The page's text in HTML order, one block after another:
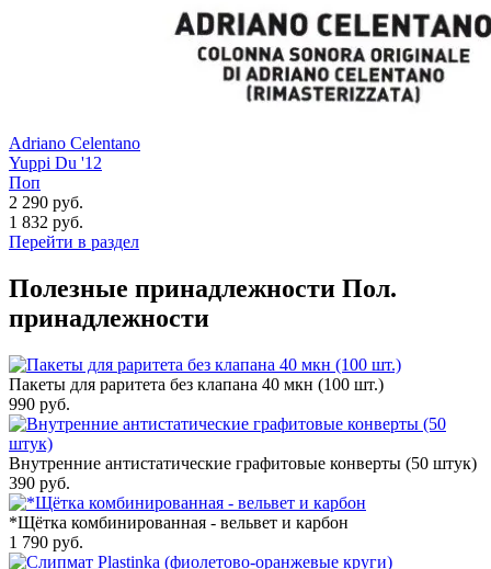
Adriano Celentano
Yuppi Du '12
Поп
2 290 руб.
1 832 руб.
Перейти в раздел
Полезные принадлежности Пол.
принадлежности
Пакеты для раритета без клапана 40 мкн (100 шт.)
990 руб.
Внутренние антистатические графитовые конверты (50 штук)
390 руб.
*Щётка комбинированная - вельвет и карбон
1 790 руб.